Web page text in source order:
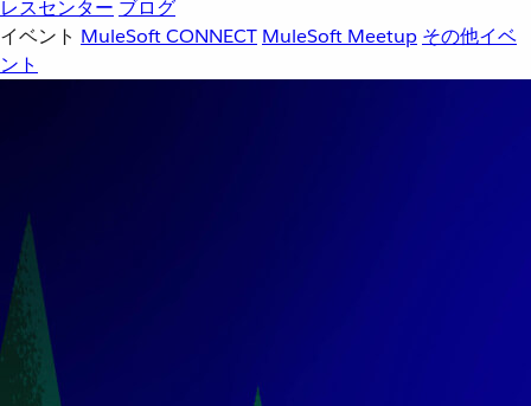
レスセンター ブログ
イベント MuleSoft CONNECT MuleSoft Meetup その他イベ
ント